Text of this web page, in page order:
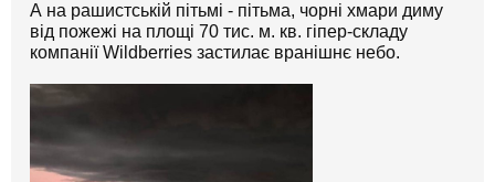
А на рашистській пітьмі - пітьма, чорні хмари диму
від пожежі на площі 70 тис. м. кв. гіпер-складу
компанії Wildberries застилає вранішнє небо.